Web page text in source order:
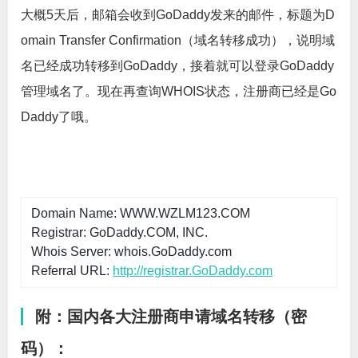
大概5天后，邮箱会收到GoDaddy发来的邮件，标题为D
omain Transfer Confirmation（域名转移成功），说明域
名已经成功转移到GoDaddy，接着就可以登录GoDaddy
管理域名了。现在再查询WHOIS状态，注册商已经是Go
Daddy了哦。
Domain Name: WWW.WZLM123.COM
Registrar: GoDaddy.COM, INC.
Whois Server: whois.GoDaddy.com
Referral URL: http://registrar.GoDaddy.com
附：国内各大注册商申请域名转移（密
码）：